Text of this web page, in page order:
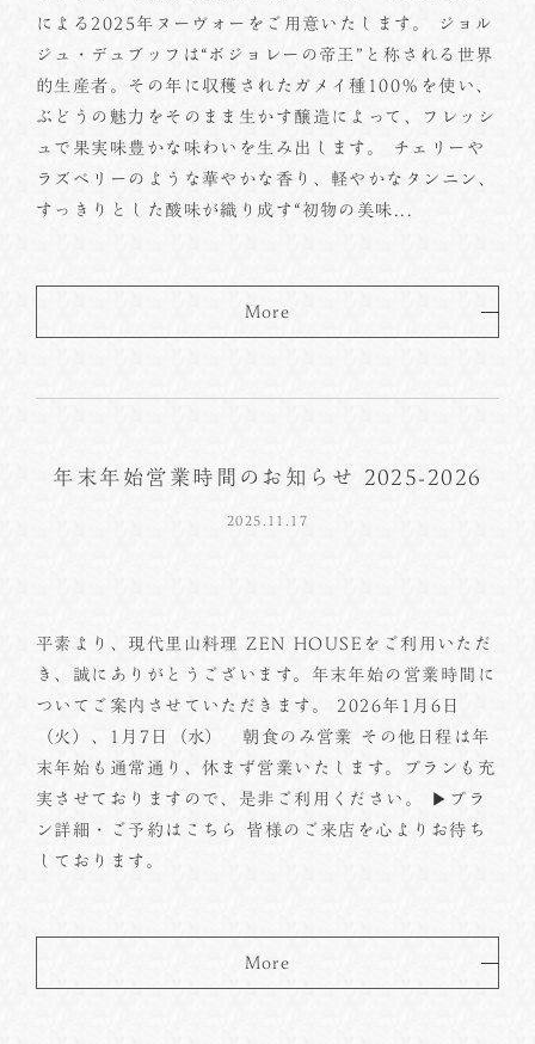
による2025年ヌーヴォーをご用意いたします。 ジョル
ジュ・デュブッフは“ボジョレーの帝王”と称される世界
的生産者。その年に収穫されたガメイ種100％を使い、
ぶどうの魅力をそのまま生かす醸造によって、フレッシ
ュで果実味豊かな味わいを生み出します。 チェリーや
ラズベリーのような華やかな香り、軽やかなタンニン、
すっきりとした酸味が織り成す“初物の美味...
More
年末年始営業時間のお知らせ 2025-2026
2025.11.17
平素より、現代里山料理 ZEN HOUSEをご利用いただ
き、誠にありがとうございます。年末年始の営業時間に
ついてご案内させていただきます。 2026年1月6日
（火）、1月7日（水） 朝食のみ営業 その他日程は年
末年始も通常通り、休まず営業いたします。プランも充
実させておりますので、是非ご利用ください。 ▶プラ
ン詳細・ご予約はこちら 皆様のご来店を心よりお待ち
しております。
More